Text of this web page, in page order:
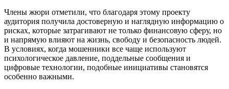
Члены жюри отметили, что благодаря этому проекту
аудитория получила достоверную и наглядную информацию о
рисках, которые затрагивают не только финансовую сферу, но
и напрямую влияют на жизнь, свободу и безопасность людей.
В условиях, когда мошенники все чаще используют
психологическое давление, поддельные сообщения и
цифровые технологии, подобные инициативы становятся
особенно важными.